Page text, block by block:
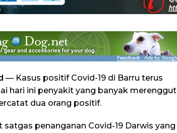
— Kasus positif Covid-19 di Barru terus
hari ini penyakit yang banyak merenggut
dua orang positif.
satgas penanganan Covid-19 Darwis yang